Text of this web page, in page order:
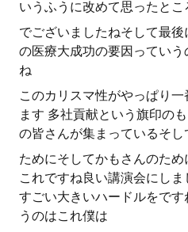
いうふうに改めて思ったとこ
でございましたねそして最
の医療大成功の要因ってい
ね
このカリスマ性がやっぱり
ます 多社貢献という旗印の
の皆さんが集まっているそ
ためにそしてかもさんのた
これですね良い講演会にし
すごい大きいハードルをで
うのはこれ僕は